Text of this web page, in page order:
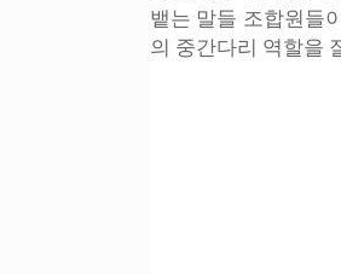
뱉는 말들 조합원들
의 중간다리 역할을